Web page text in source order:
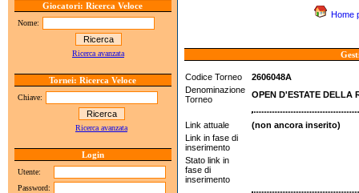
Giocatori: Ricerca Veloce
Nome:
Ricerca avanzata
Tornei: Ricerca Veloce
Chiave:
Ricerca avanzata
Login
Utente:
Password:
Home
Codice Torneo
2606048A
Denominazione
Torneo
OPEN D'ESTATE DELLA
Link attuale
(non ancora inserito)
Link in fase di
inserimento
Stato link in
fase di
inserimento